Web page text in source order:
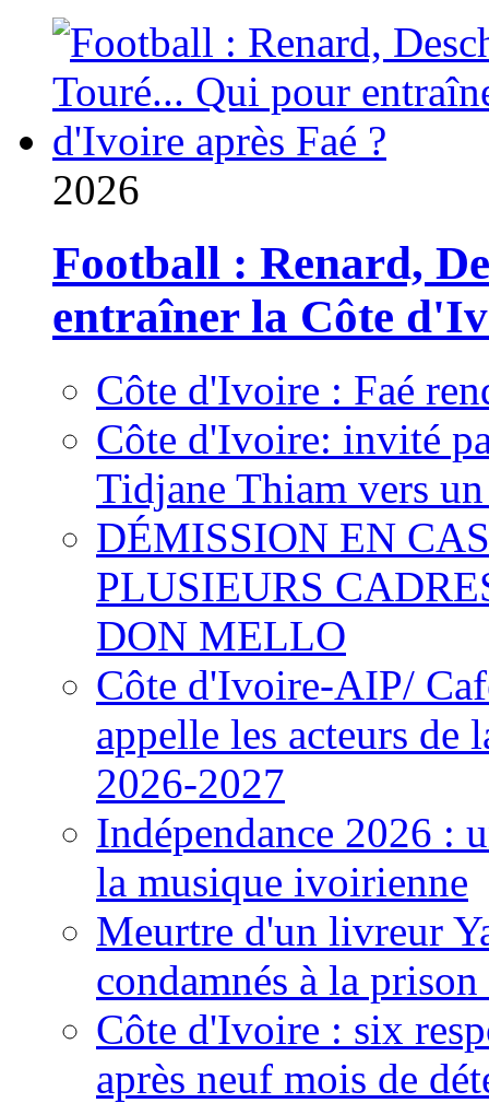
2026
Football : Renard,
entraîner la Côte
Côte d'Ivoire : Faé
Côte d'Ivoire: invité
Tidjane Thiam vers
DÉMISSION EN
PLUSIEURS
DON MELLO
Côte d'Ivoire-AIP/
appelle les acteurs de
2026-2027
Indépendance 2026 :
la musique ivoirienne
Meurtre d'un livreur
condamnés à la
Côte d'Ivoire : six
après neuf mois de